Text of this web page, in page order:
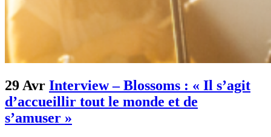
29 Avr Interview – Blossoms : « Il s’agit
d’accueillir tout le monde et de
s’amuser »